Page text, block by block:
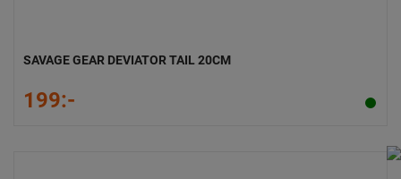
SAVAGE GEAR DEVIATOR TAIL 20CM
199:-